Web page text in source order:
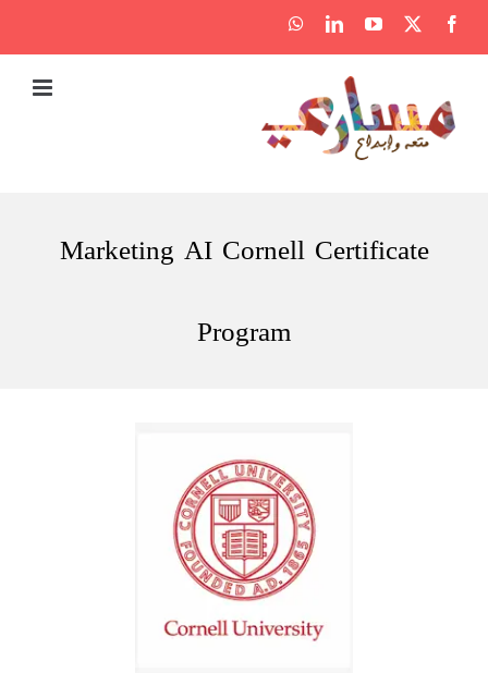
to
content
Facebook
X
YouTube
LinkedIn
WhatsApp
Marketing AI Cornell Certificate
Program